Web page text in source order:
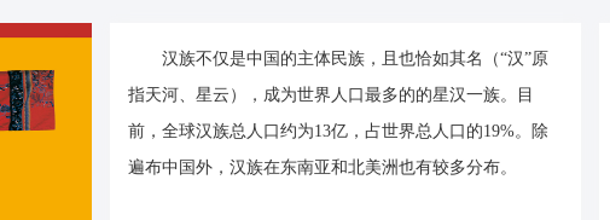
汉族不仅是中国的主体民族，且也恰如其名（“汉”原
指天河、星云），成为世界人口最多的的星汉一族。目
前，全球汉族总人口约为13亿，占世界总人口的19%。除
遍布中国外，汉族在东南亚和北美洲也有较多分布。